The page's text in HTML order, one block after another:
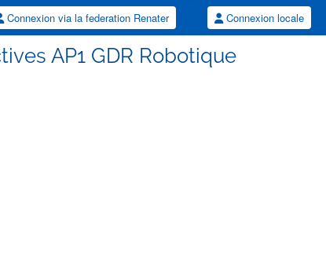
Connexion via la federation Renater Connexion locale
AP1 GDR Robotique